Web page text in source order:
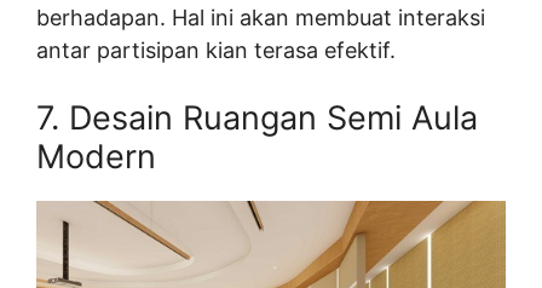
berhadapan. Hal ini akan membuat interaksi
antar partisipan kian terasa efektif.
7. Desain Ruangan Semi Aula
Modern